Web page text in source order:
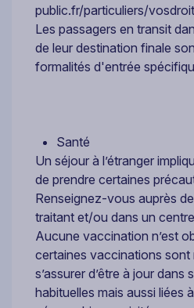
public.fr/particuliers/
Les passagers en transit
de leur destination finale
formalités d'entrée
Santé
Un séjour à l’étranger
de prendre certaines
Renseignez-vous auprès
traitant et/ou dans un
Aucune vaccination n’est
certaines vaccinations sont
s’assurer d’être à jour
habituelles mais aussi liées